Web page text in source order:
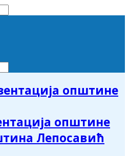
општине
Лепосавић